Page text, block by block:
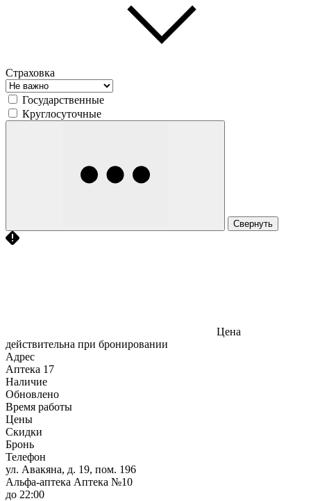
Страховка
Государственные
Круглосуточные
Свернуть
Цена
действительна при бронировании
Адрес
Аптека 17
Наличие
Обновлено
Время работы
Цены
Скидки
Бронь
Телефон
ул. Авакяна, д. 19, пом. 196
Альфа-аптека Аптека №10
до 22:00